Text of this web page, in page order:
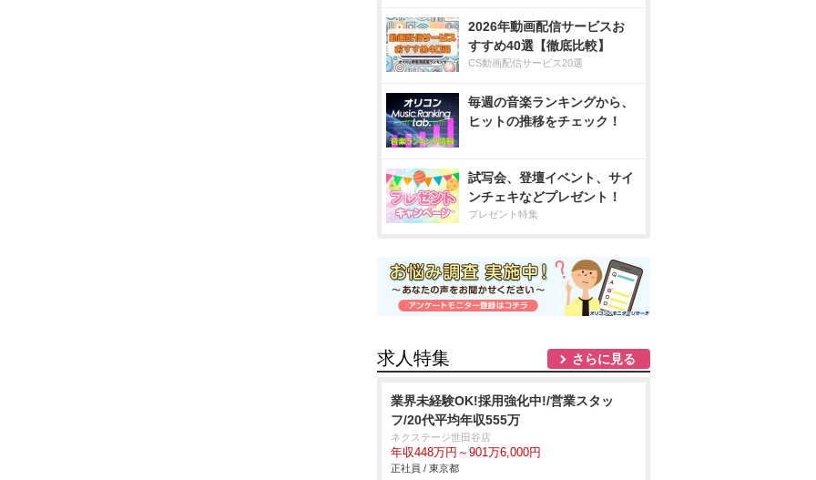
2026年動画配信サービスお
すすめ40選【徹底比較】
CS動画配信サービス20選
毎週の音楽ランキングから、
ヒットの推移をチェック！
試写会、登壇イベント、サイ
ンチェキなどプレゼント！
プレゼント特集
求人特集 さらに見る
業界未経験OK!採用強化中!/営業スタッ
フ/20代平均年収555万
ネクステージ世田谷店
年収448万円～901万6,000円
正社員 / 東京都